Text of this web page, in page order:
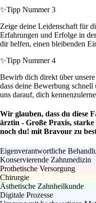
✨Tipp Nummer 3
Zeige deine Leidenschaft für
Erfahrungen und Erfolge in
dir helfen, einen bleibenden
✨Tipp Nummer 4
Bewirb dich direkt über
dass deine Bewerbung
uns darauf, dich
Wir glauben, dass du diese
ärztin - Große Praxis, starke
noch du! mit Bravour zu
Eigenverantwortliche
Konservierende Zahnmedizin
Prothetische Versorgung
Chirurgie
Ästhetische Zahnheilkunde
Digitale Prozesse